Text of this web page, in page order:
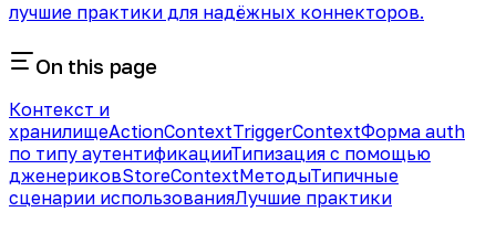
лучшие практики для надёжных коннекторов.
On this page
Контекст и
хранилищеActionContextTriggerContextФорма auth
по типу аутентификацииТипизация с помощью
дженериковStoreContextМетодыТипичные
сценарии использованияЛучшие практики